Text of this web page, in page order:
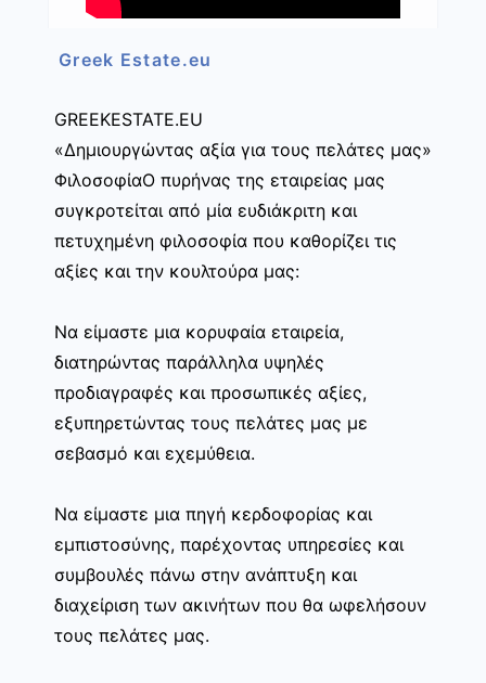
Greek Estate.eu
GREEKESTATE.EU
«Δημιουργώντας αξία για τους πελάτες μας»
ΦιλοσοφίαΟ πυρήνας της εταιρείας μας
συγκροτείται από μία ευδιάκριτη και
πετυχημένη φιλοσοφία που καθορίζει τις
αξίες και την κουλτούρα μας:
Να είμαστε μια κορυφαία εταιρεία,
διατηρώντας παράλληλα υψηλές
προδιαγραφές και προσωπικές αξίες,
εξυπηρετώντας τους πελάτες μας με
σεβασμό και εχεμύθεια.
Να είμαστε μια πηγή κερδοφορίας και
εμπιστοσύνης, παρέχοντας υπηρεσίες και
συμβουλές πάνω στην ανάπτυξη και
διαχείριση των ακινήτων που θα ωφελήσουν
τους πελάτες μας.